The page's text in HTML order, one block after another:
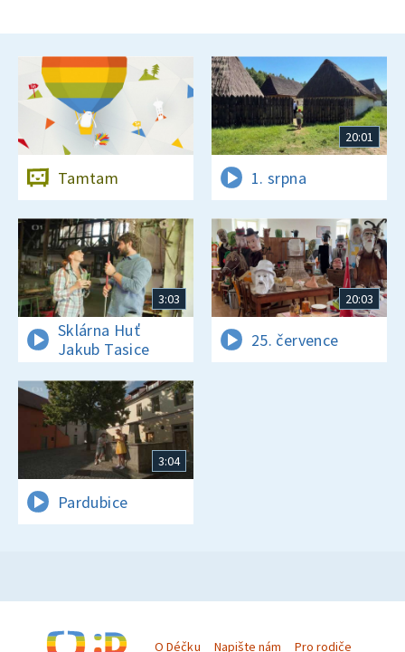
Tamtam
20:01
1. srpna
3:03
Sklárna Huť
Jakub Tasice
20:03
25. července
3:04
Pardubice
O Déčku Napište nám Pro rodiče